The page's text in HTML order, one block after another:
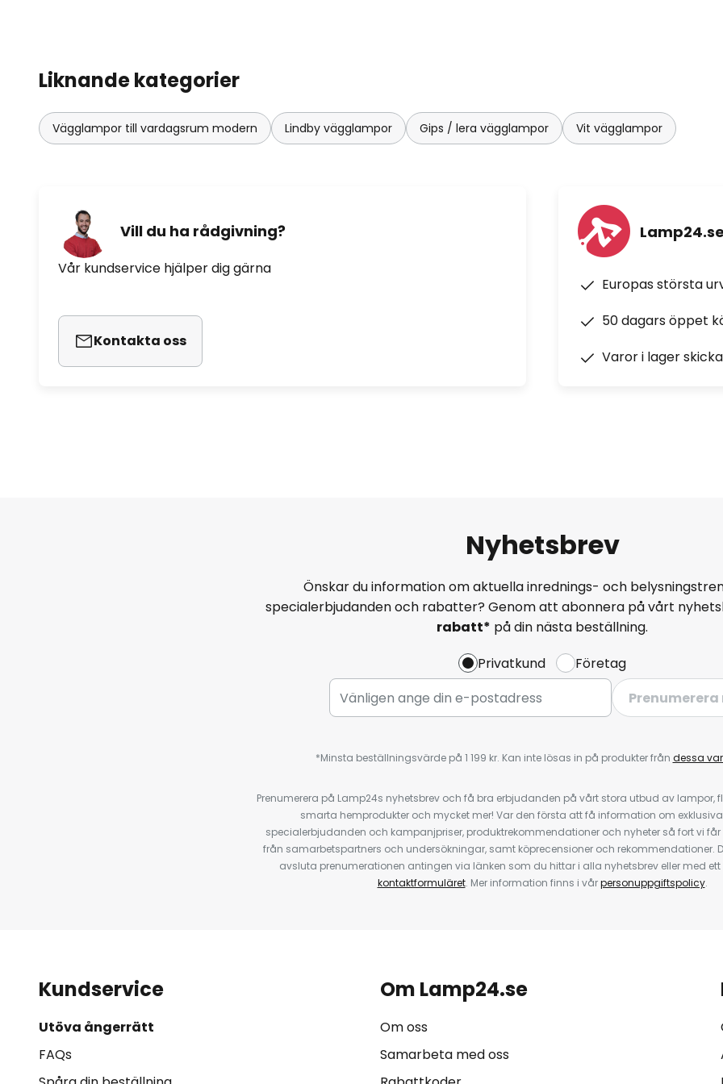
Liknande kategorier
Vägglampor till vardagsrum modern Lindby vägglampor Gips / lera vägglampor Vit vägglampor
Vill du ha rådgivning?
Vår kundservice hjälper dig gärna
Kontakta oss
Europas största
50 dagars öppet
Varor i lager
Nyhetsbrev
Önskar du information om aktuella inrednings- och
specialerbjudanden och rabatter? Genom att abonnera på vårt
rabatt* på din nästa beställning.
Privatkund
Företag
Prenumerera
*Minsta beställningsvärde på 1 199 kr. Kan inte lösas in på produkter från dessa
Prenumerera på Lamp24s nyhetsbrev och få bra erbjudanden på vårt stora utbud av lampor,
smarta hemprodukter och mycket mer! Var den första att få information om
specialerbjudanden och kampanjpriser, produktrekommendationer och nyheter så fort vi
från samarbetspartners och undersökningar, samt köprecensioner och rekommendationer.
avsluta prenumerationen antingen via länken som du hittar i alla nyhetsbrev eller med
kontaktformuläret. Mer information finns i vårpersonuppgiftspolicy.
Kundservice
Utöva ångerrätt
FAQs
Om Lamp24.se
Om oss
Samarbeta med oss